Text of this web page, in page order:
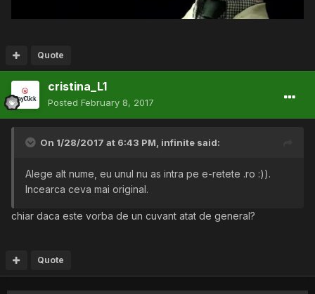
Quote
cristina_L1
Posted February 8, 2017
On 1/28/2017 at 6:43 PM, infinite said:
Alege alt nume, eu unul nu as intra pe e-retete .ro :)).
Incearca ceva mai original.
chiar daca este vorba de un cuvant atat de general?
Quote